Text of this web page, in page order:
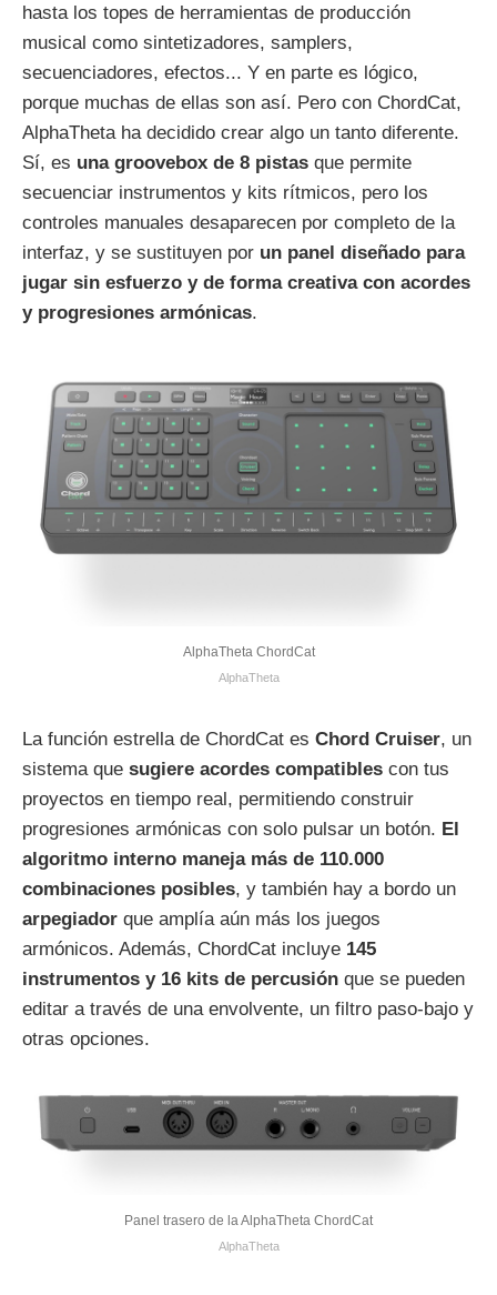
hasta los topes de herramientas de producción
musical como sintetizadores, samplers,
secuenciadores, efectos... Y en parte es lógico,
porque muchas de ellas son así. Pero con ChordCat,
AlphaTheta ha decidido crear algo un tanto diferente.
Sí, es una groovebox de 8 pistas que permite
secuenciar instrumentos y kits rítmicos, pero los
controles manuales desaparecen por completo de la
interfaz, y se sustituyen por un panel diseñado para
jugar sin esfuerzo y de forma creativa con acordes
y progresiones armónicas.
AlphaTheta ChordCat
AlphaTheta
La función estrella de ChordCat es Chord Cruiser, un
sistema que sugiere acordes compatibles con tus
proyectos en tiempo real, permitiendo construir
progresiones armónicas con solo pulsar un botón. El
algoritmo interno maneja más de 110.000
combinaciones posibles, y también hay a bordo un
arpegiador que amplía aún más los juegos
armónicos. Además, ChordCat incluye 145
instrumentos y 16 kits de percusión que se pueden
editar a través de una envolvente, un filtro paso-bajo y
otras opciones.
Panel trasero de la AlphaTheta ChordCat
AlphaTheta